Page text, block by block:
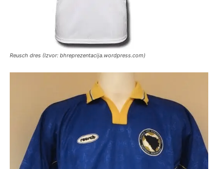
Reusch dres (Izvor: bhreprezentacija.wordpress.com)